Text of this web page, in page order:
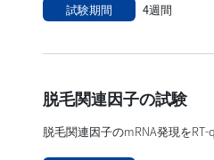
試験期間 4週間
脱毛関連因子の試験
脱毛関連因子のmRNA発現をRT-